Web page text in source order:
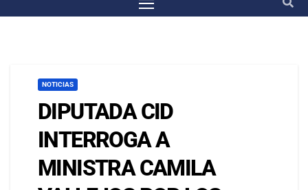
NOTICIAS
DIPUTADA CID
INTERROGA A
MINISTRA CAMILA